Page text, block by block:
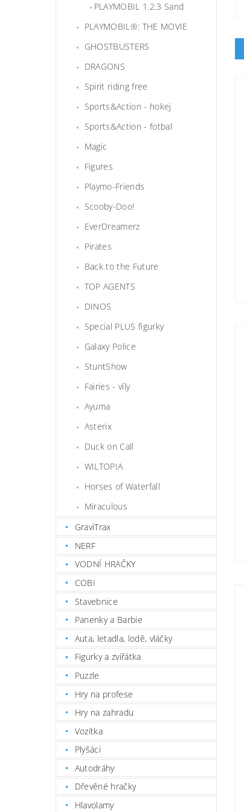
PLAYMOBIL 1.2.3 Sand
PLAYMOBIL®: THE MOVIE
GHOSTBUSTERS
DRAGONS
Spirit riding free
Sports&Action - hokej
Sports&Action - fotbal
Magic
Figures
Playmo-Friends
Scooby-Doo!
EverDreamerz
Pirates
Back to the Future
TOP AGENTS
DINOS
Special PLUS figurky
Galaxy Police
StuntShow
Fairies - víly
Ayuma
Asterix
Duck on Call
WILTOPIA
Horses of Waterfall
Miraculous
GraviTrax
NERF
VODNÍ HRAČKY
COBI
Stavebnice
Panenky a Barbie
Auta, letadla, lodě, vláčky
Figurky a zvířátka
Puzzle
Hry na profese
Hry na zahradu
Vozítka
Plyšáci
Autodráhy
Dřevěné hračky
Hlavolamy